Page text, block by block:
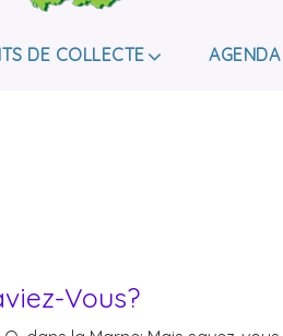
BOUCHONS
DE COLLECTE AGENDA
Vous?